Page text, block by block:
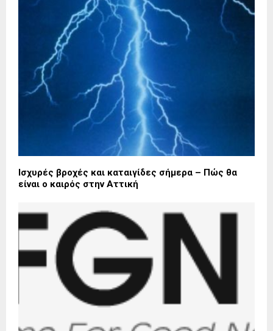
Ισχυρές βροχές και καταιγίδες σήμερα – Πώς θα
είναι ο καιρός στην Αττική